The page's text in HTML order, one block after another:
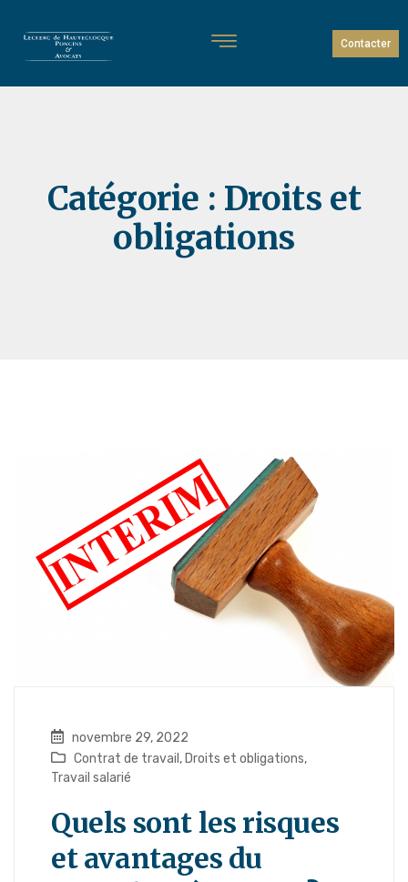
Contacter
Catégorie : Droits et
obligations
novembre 29, 2022
Contrat de travail , Droits et obligations,
Travail salarié
Quels sont les risques
et avantages du